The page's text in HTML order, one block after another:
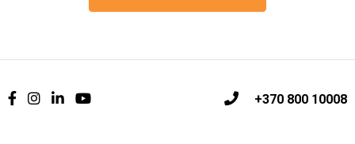
+370 800 10008